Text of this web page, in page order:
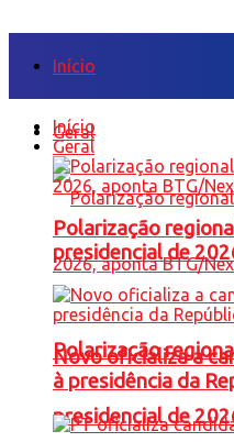
Início
Geral
Polarização
presidencial de
Início
Geral
Polarização
presidencial de
Novo oficializa a
à presidência da